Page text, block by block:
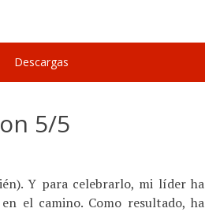
Descargas
5/5
Y para celebrarlo, mi líder ha
el camino. Como resultado, ha